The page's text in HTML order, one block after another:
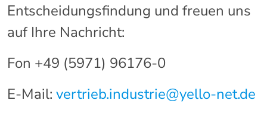
Entscheidungsfindung und freuen uns
auf Ihre Nachricht:
Fon +49 (5971) 96176-0
E-Mail: vertrieb.industrie@yello-net.de